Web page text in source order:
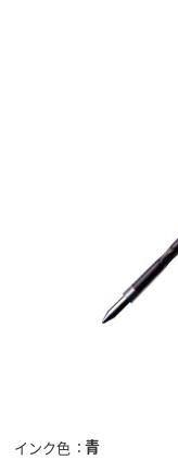
インク色 青